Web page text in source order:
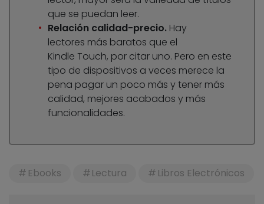
que se puedan leer.
Relación calidad-precio. Hay
lectores más baratos que el
Kindle Touch, por citar uno. Pero en este
tipo de dispositivos a veces merece la
pena pagar un poco más y tener más
calidad, mejores acabados y más
funcionalidades.
Ebooks Lectura Libros Electrónicos